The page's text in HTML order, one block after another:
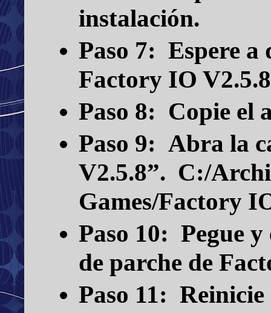
instalación.
Paso 7: Espere a
Factory IO
Paso 8: Copie el
Paso 9: Abra la
V2.5.8”. C:/
Games/Factory
Paso 10: Pegue
de parche de
Paso 11: Reinicie